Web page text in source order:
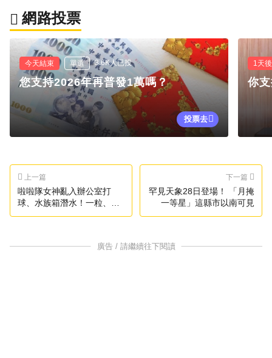
網路投票
今天結束 單選 3.6K人已投
您支持2026年再普發1萬嗎？
投票去
1天
你
上一篇
啦啦隊女神亂入辦公室打
球、水族箱潛水！一粒、孟
潔 大玩迪卡儂創意運動短片
下一篇
罕見天象28日登場！ 「月掩
一等星」這縣市以南可見
廣告 / 請繼續往下閱讀